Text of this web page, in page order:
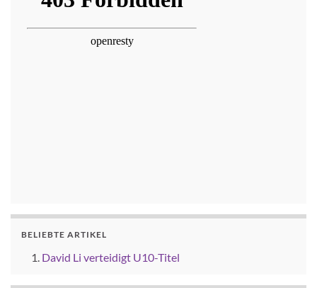
BELIEBTE ARTIKEL
David Li verteidigt U10-Titel